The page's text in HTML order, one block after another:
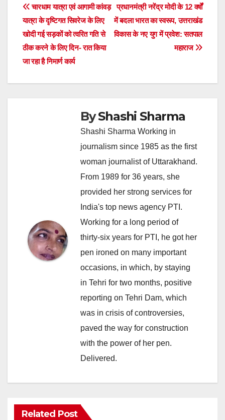
Post
navigation
प्रधानमंत्री नरेंद्र मोदी के 12 वर्षों
में बदला भारत का स्वरूप, उत्तराखंड
विकास के नए युग में प्रवेश: सतपाल
महाराज
चारधाम यात्रा एवं आगामी कांवड़
यात्रा के दृष्टिगत सिवरेज के लिए
खोदी गई सड़कों को त्वरित गति से
ठीक करने के लिए दिन- रात किया
जा रहा है निमार्ण कार्य
ByShashi Sharma
Shashi Sharma Working in
journalism since 1985 as the first
woman journalist of Uttarakhand.
From 1989 for 36 years, she
provided her strong services for
India's top news agency PTI.
Working for a long period of
thirty-six years for PTI, he got her
pen ironed on many important
occasions, in which, by staying
in Tehri for two months, positive
reporting on Tehri Dam, which
was in crisis of controversies,
paved the way for construction
with the power of her pen.
Delivered.
Related Post